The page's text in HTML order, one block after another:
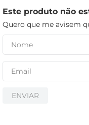
Este produto não
Quero que me avisem
ENVIAR
iogurte
papel higiênico
cerveja